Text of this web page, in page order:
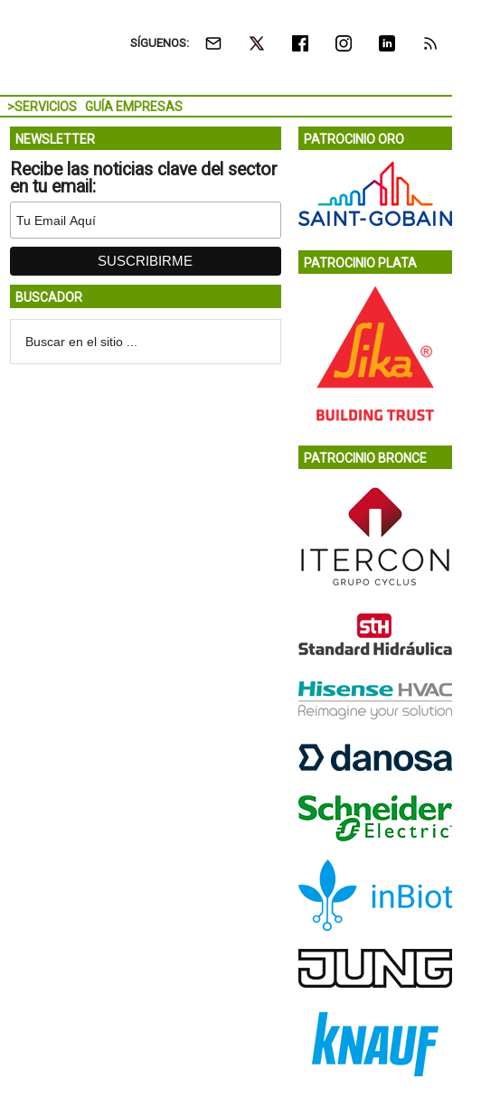
SÍGUENOS:
>SERVICIOS GUÍA EMPRESAS
NEWSLETTER
Recibe las noticias clave del sector
en tu email:
BUSCADOR
PATROCINIO ORO
PATROCINIO PLATA
PATROCINIO BRONCE